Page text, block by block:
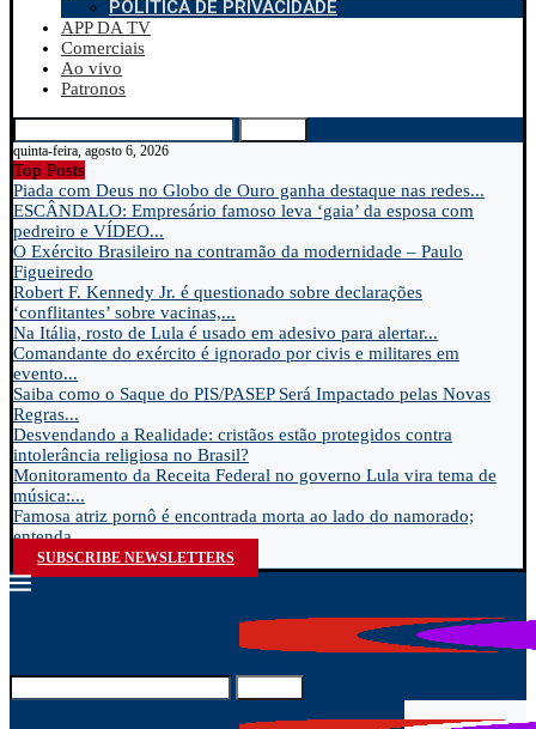
POLÍTICA DE PRIVACIDADE
APP DA TV
Comerciais
Ao vivo
Patronos
quinta-feira, agosto 6, 2026
Top Posts
Piada com Deus no Globo de Ouro ganha destaque nas redes...
ESCÂNDALO: Empresário famoso leva ‘gaia’ da esposa com
pedreiro e VÍDEO...
O Exército Brasileiro na contramão da modernidade – Paulo
Figueiredo
Robert F. Kennedy Jr. é questionado sobre declarações
‘conflitantes’ sobre vacinas,...
Na Itália, rosto de Lula é usado em adesivo para alertar...
Comandante do exército é ignorado por civis e militares em
evento...
Saiba como o Saque do PIS/PASEP Será Impactado pelas Novas
Regras...
Desvendando a Realidade: cristãos estão protegidos contra
intolerância religiosa no Brasil?
Monitoramento da Receita Federal no governo Lula vira tema de
música:...
Famosa atriz pornô é encontrada morta ao lado do namorado;
entenda...
SUBSCRIBE NEWSLETTERS